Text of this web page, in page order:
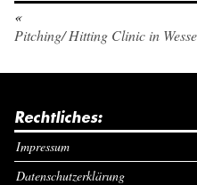
«
Pitching/ Hitting Clinic in
Rechtliches:
Impressum
Datenschutzerklärung